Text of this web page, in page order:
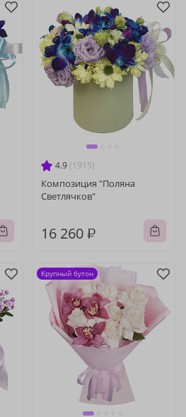
4.9 (1915)
Композиция "Поляна
Светлячков"
16 260 ₽
Крупный бутон